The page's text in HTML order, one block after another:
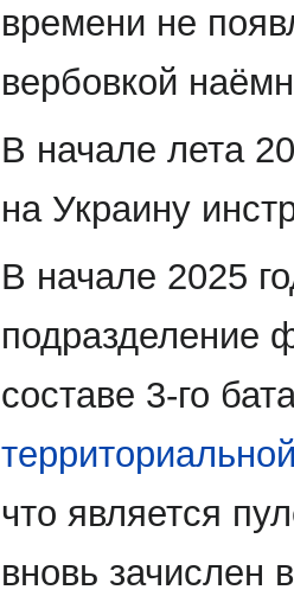
времени не
вербовкой
В начале лета
на Украину
В начале 2025
подразделение
составе 3-го
что является
вновь зачислен